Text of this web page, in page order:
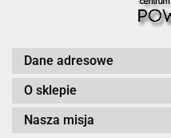
Dane adresowe
O sklepie
Nasza misja